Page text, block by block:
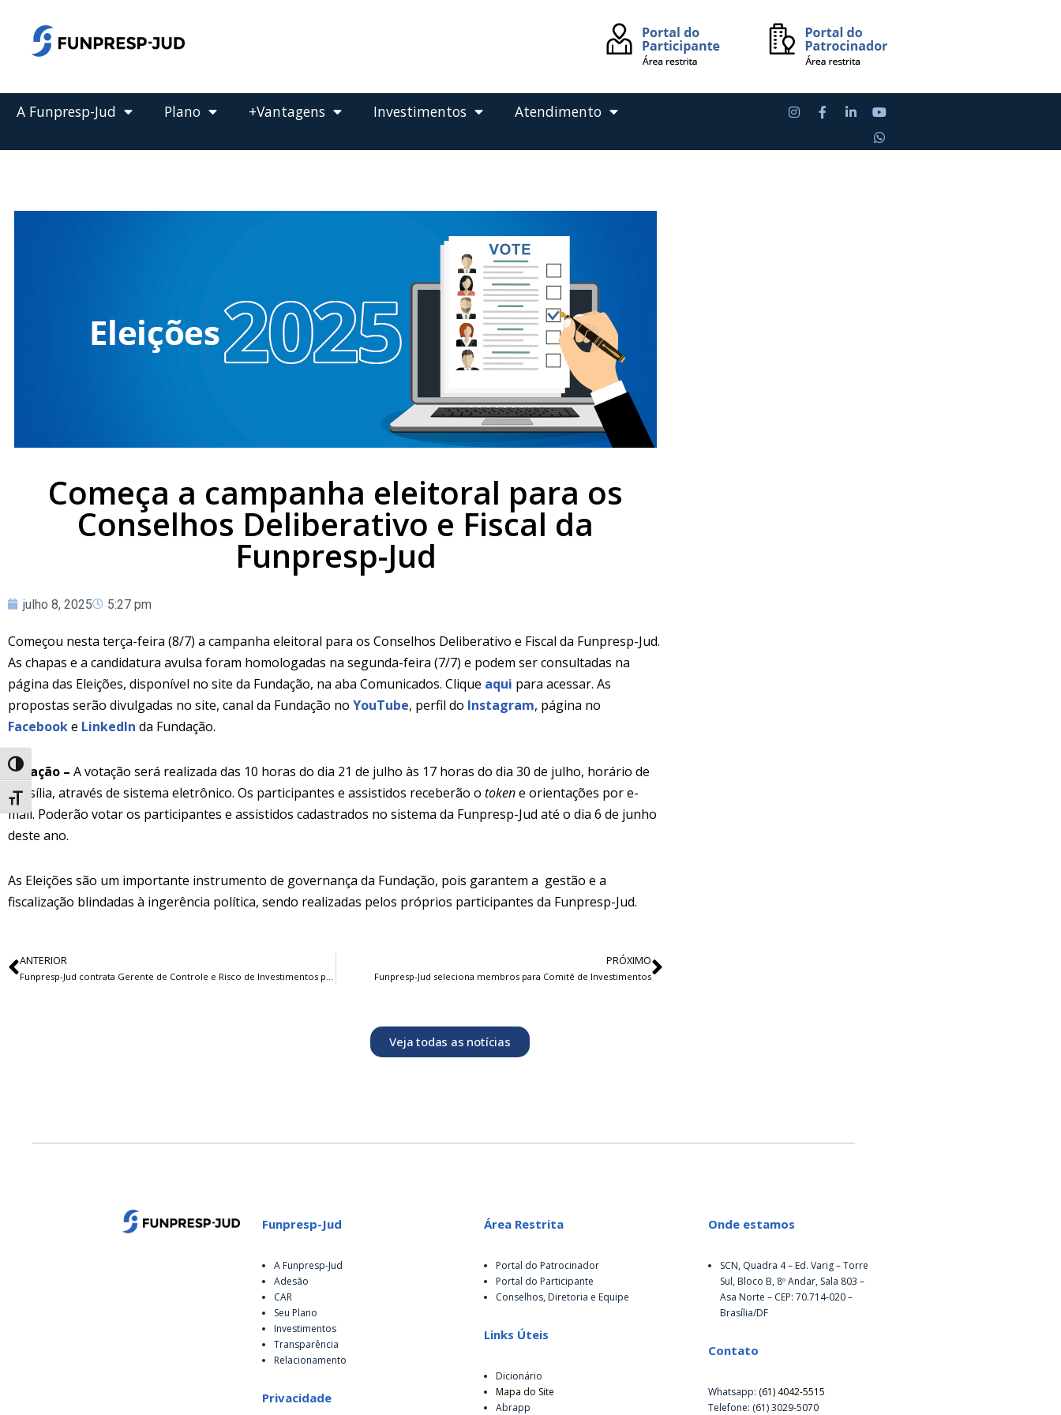
Alternar alto contraste
Alternar tamanho da fonte
Pular
conteúdo
A Funpresp-Jud Plano +Vantagens Investimentos Atendimento
Começa a campanha eleitoral para os
Conselhos Deliberativo e Fiscal da
Funpresp-Jud
julho 8, 2025 5:27 pm
Começou nesta terça-feira (8/7) a campanha eleitoral para os Conselhos Deliberativo e Fiscal da Funpresp-Jud.
As chapas e a candidatura avulsa foram homologadas na segunda-feira (7/7) e podem ser consultadas na
página das Eleições, disponível no site da Fundação, na aba Comunicados. Clique aqui para acessar. As
propostas serão divulgadas no site, canal da Fundação no YouTube, perfil do Instagram, página no
Facebooke LinkedIn da Fundação.
Votação – A votação será realizada das 10 horas do dia 21 de julho às 17 horas do dia 30 de julho, horário de
Brasília, através de sistema eletrônico. Os participantes e assistidos receberão o tokene orientações por e-
mail. Poderão votar os participantes e assistidos cadastrados no sistema da Funpresp-Jud até o dia 6 de junho
deste ano.
As Eleições são um importante instrumento de governança da Fundação, pois garantem a gestão e a
fiscalização blindadas à ingerência política, sendo realizadas pelos próprios participantes da Funpresp-Jud.
ANTERIOR PRÓXIMO
Funpresp-Jud seleciona membros para Comitê de Investimentos
Veja todas as notícias
Funpresp-Jud
A Funpresp-Jud
Adesão
CAR
Seu Plano
Investimentos
Transparência
Relacionamento
Privacidade
Área Restrita
Portal do Patrocinador
Portal do Participante
Conselhos, Diretoria e Equipe
Links Úteis
Dicionário
Mapa do Site
Abrapp
Onde estamos
SCN, Quadra 4 – Ed. Varig – Torre
Sul, Bloco B, 8º Andar, Sala 803 –
Asa Norte – CEP: 70.714-020 –
Brasília/DF
Contato
Whatsapp: (61) 4042-5515
Telefone: (61) 3029-5070